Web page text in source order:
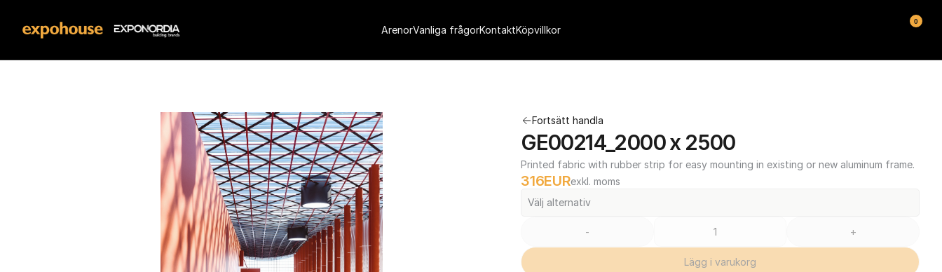
Fortsätt handla
GE00214_2000 x 2500
Printed fabric with rubber strip for easy mounting in existing or new aluminum frame.
316EURexkl. moms
Välj alternativ
- +
Lägg i varukorg
ArenorVanliga frågorKontaktKöpvillkor
0